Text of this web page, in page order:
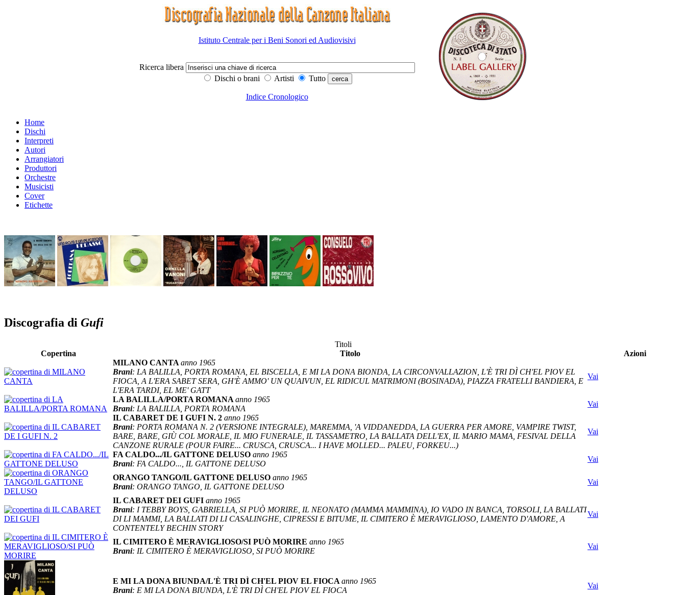
Istituto Centrale per i Beni Sonori ed Audiovisivi
Ricerca libera
Dischi o brani
Artisti Tutto
Indice Cronologico
Home
Dischi
Interpreti
Autori
Arrangiatori
Produttori
Orchestre
Musicisti
Cover
Etichette
Discografia di Gufi
Titoli
Copertina
Titolo
Azioni
MILANO CANTA anno 1965
Brani: LA BALILLA, PORTA ROMANA, EL BISCELLA, E MI LA DONA BIONDA, LA CIRCONVALLAZION, L'È TRI DÌ CH'EL PIOV EL
FIOCA, A L'ERA SABET SERA, GH'È AMMO' UN QUAIVUN, EL RIDICUL MATRIMONI (BOSINADA), PIAZZA FRATELLI BANDIERA, E
L'ERA TARDI, EL ME' GATT
Vai
LA BALILLA/PORTA ROMANA anno 1965
Brani: LA BALILLA, PORTA ROMANA
Vai
IL CABARET DE I GUFI N. 2 anno 1965
Brani: PORTA ROMANA N. 2 (VERSIONE INTEGRALE), MAREMMA, 'A VIDDANEDDA, LA GUERRA PER AMORE, VAMPIRE TWIST,
BARE, BARE, GIÙ COL MORALE, IL MIO FUNERALE, IL TASSAMETRO, LA BALLATA DELL'EX, IL MARIO MAMA, FESIVAL DELLA
CANZONE RURALE (POUR FAIRE... CRUSCA, CRUSCA... I HAVE MOLLED... PALEU, FORKEU...)
Vai
FA CALDO.../IL GATTONE DELUSO anno 1965
Brani: FA CALDO..., IL GATTONE DELUSO
Vai
ORANGO TANGO/IL GATTONE DELUSO anno 1965
Brani: ORANGO TANGO, IL GATTONE DELUSO
Vai
IL CABARET DEI GUFI anno 1965
Brani: I TEBBY BOYS, GABRIELLA, SI PUÒ MORIRE, IL NEONATO (MAMMA MAMMINA), IO VADO IN BANCA, TORSOLI, LA BALLATI
DI LI MAMMI, LA BALLATI DI LI CASALINGHE, CIPRESSI E BITUME, IL CIMITERO È MERAVIGLIOSO, LAMENTO D'AMORE, A
CONTENTELY BECHIN STORY
Vai
IL CIMITERO È MERAVIGLIOSO/SI PUÒ MORIRE anno 1965
Brani: IL CIMITERO È MERAVIGLIOSO, SI PUÒ MORIRE
Vai
E MI LA DONA BIUNDA/L'È TRI DÌ CH'EL PIOV EL FIOCA anno 1965
Brani: E MI LA DONA BIUNDA, L'È TRI DÌ CH'EL PIOV EL FIOCA
Vai